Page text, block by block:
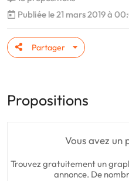
Publiée le 21 mars 2019 à
Partager
Propositions
Vous avez un
Trouvez gratuitement un
annonce. De